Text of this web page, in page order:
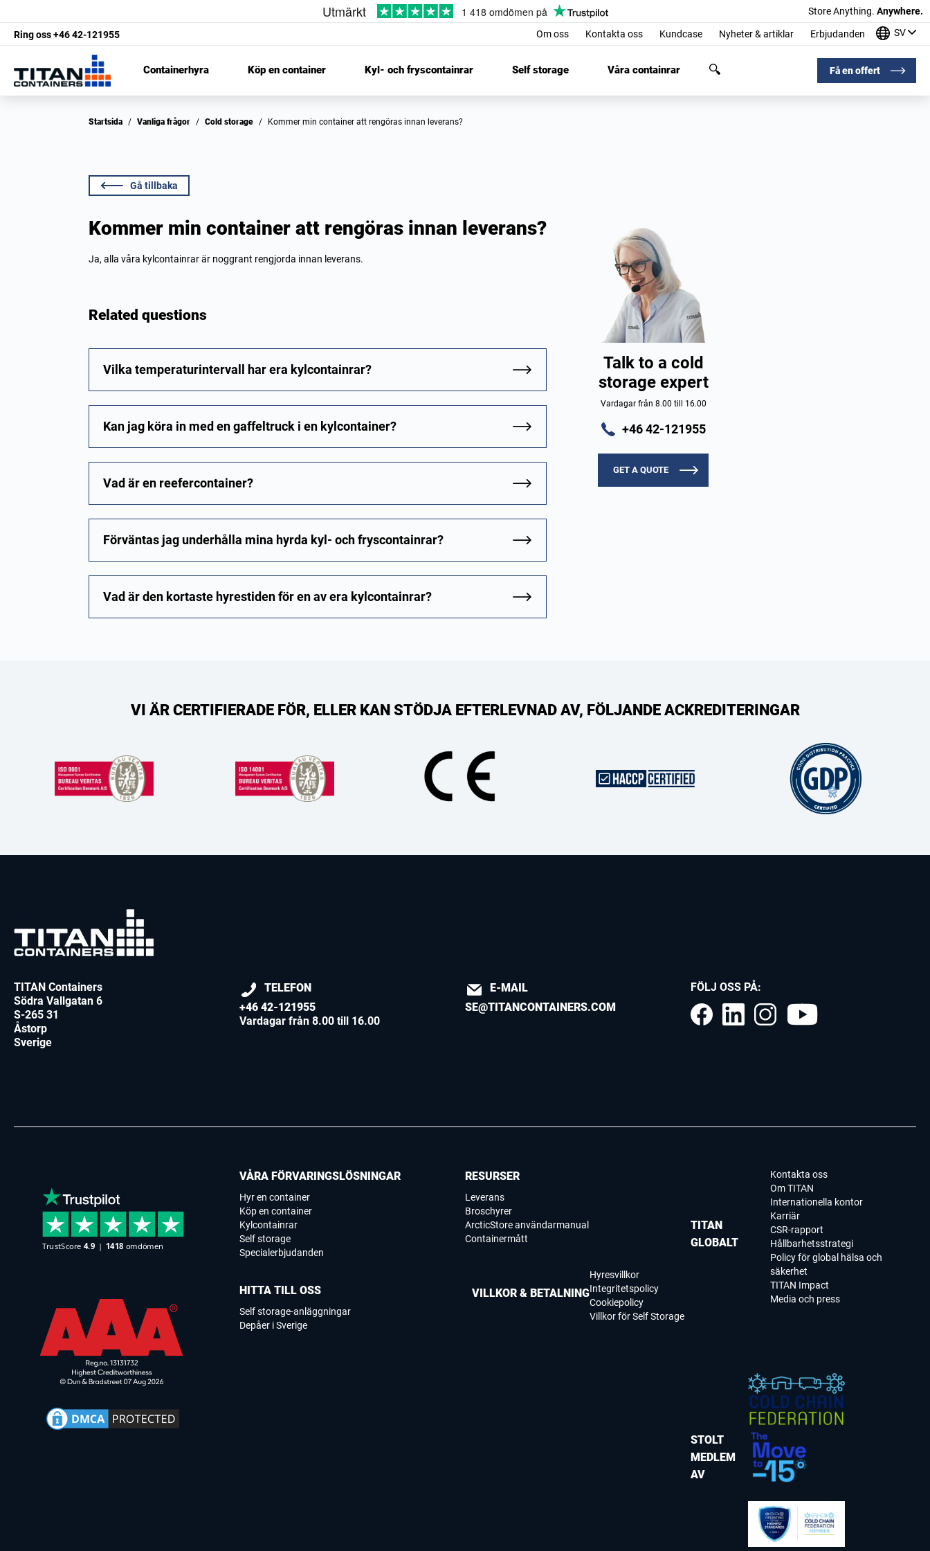
Store Anything. Anywhere.
Ring oss+46 42-121955 Om oss Kontakta oss Kundcase Nyheter & artiklar Erbjudanden SV
Containerhyra Köp en container Kyl- och fryscontainrar Self storage Våra containrar Få en offert
Startsida / Vanliga frågor / Cold storage / Kommer min container att rengöras innan leverans?
Gå tillbaka
Kommer min container att rengöras innan leverans?
Ja, alla våra kylcontainrar är noggrant rengjorda innan leverans.
Related questions
Vilka temperaturintervall har era kylcontainrar?
Kan jag köra in med en gaffeltruck i en kylcontainer?
Vad är en reefercontainer?
Förväntas jag underhålla mina hyrda kyl- och fryscontainrar?
Vad är den kortaste hyrestiden för en av era kylcontainrar?
Talk to a cold
storage expert
Vardagar från 8.00 till 16.00
+46 42-121955
GET A QUOTE
VI ÄR CERTIFIERADE FÖR, ELLER KAN STÖDJA EFTERLEVNAD AV, FÖLJANDE ACKREDITERINGAR
TITAN Containers
Södra Vallgatan 6
S-265 31
Åstorp
Sverige
TELEFON
+46 42-121955
Vardagar från 8.00 till 16.00
E-MAIL
SE@TITANCONTAINERS.COM
FÖLJ OSS PÅ:
VÅRA FÖRVARINGSLÖSNINGAR
Hyr en container
Köp en container
Kylcontainrar
Self storage
Specialerbjudanden
HITTA TILL OSS
Self storage-anläggningar
Depåer i Sverige
TITAN
GLOBALT
Kontakta oss
Om TITAN
Internationella kontor
Karriär
CSR-rapport
Hållbarhetsstrategi
Policy för global hälsa och
säkerhet
TITAN Impact
Media och press
RESURSER
Leverans
Broschyrer
ArcticStore användarmanual
Containermått
VILLKOR & BETALNING
Hyresvillkor
Integritetspolicy
Cookiepolicy
Villkor för Self Storage
STOLT
MEDLEM
AV